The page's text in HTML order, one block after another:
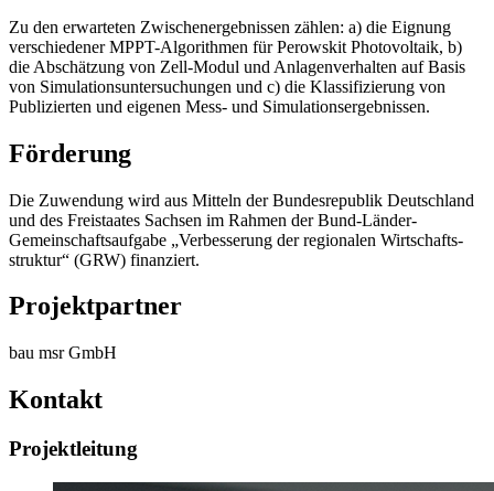
Zu den erwarteten Zwischenergebnissen zählen: a) die Eignung
verschiedener MPPT-Algorithmen für Perowskit Photovoltaik, b)
die Abschätzung von Zell-Modul und Anlagenverhalten auf Basis
von Simulationsuntersuchungen und c) die Klassifizierung von
Publizierten und eigenen Mess- und Simulationsergebnissen.
Förderung
Die Zuwendung wird aus Mitteln der Bundesrepublik Deutschland
und des Freistaates Sachsen im Rahmen der Bund-Länder-
Gemeinschaftsaufgabe „Verbesserung der regionalen Wirtschafts­
struktur“ (GRW) finanziert.
Projektpartner
bau msr GmbH
Kontakt
Projektleitung